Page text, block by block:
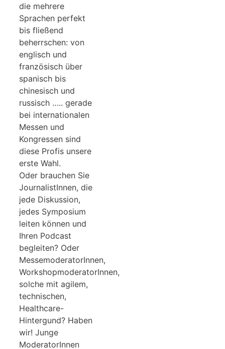
die mehrere
Sprachen perfekt
bis fließend
beherrschen: von
englisch und
französisch über
spanisch bis
chinesisch und
russisch ….. gerade
bei internationalen
Messen und
Kongressen sind
diese Profis unsere
erste Wahl.
Oder brauchen Sie
JournalistInnen, die
jede Diskussion,
jedes Symposium
leiten können und
Ihren Podcast
begleiten? Oder
MessemoderatorInnen,
WorkshopmoderatorInnen,
solche mit agilem,
technischen,
Healthcare-
Hintergund? Haben
wir! Junge
ModeratorInnen